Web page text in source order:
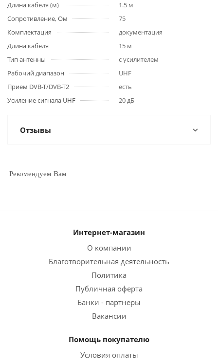
Длина кабеля (м)
1.5 м
Сопротивление, Ом
75
Комплектация
документация
Длина кабеля
15 м
Тип антенны
с усилителем
Рабочий диапазон
UHF
Прием DVB-T/DVB-T2
есть
Усиление сигнала UHF
20 дБ
Отзывы
Рекомендуем Вам
Интернет-магазин
О компании
Благотворительная деятельность
Политика
Публичная оферта
Банки - партнеры
Вакансии
Помощь покупателю
Условия оплаты